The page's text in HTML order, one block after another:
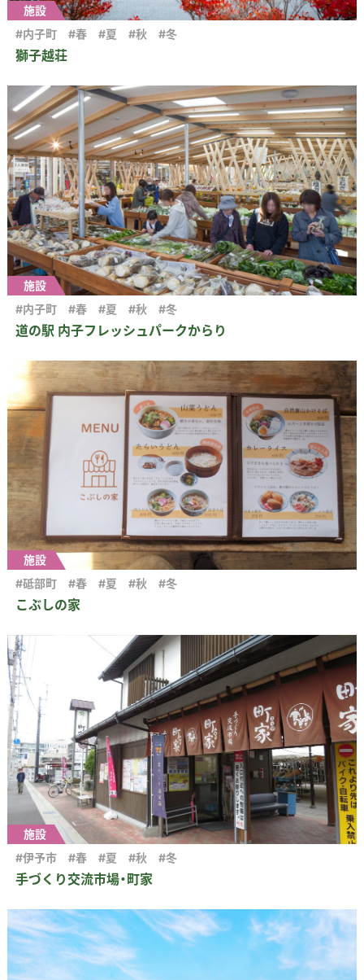
施設
獅子越荘
#内子町 #春 #夏 #秋 #冬
施設
道の駅 内子フレッシュパークからり
#内子町 #春 #夏 #秋 #冬
施設
こぶしの家
#砥部町 #春 #夏 #秋 #冬
施設
手づくり交流市場・町家
#伊予市 #春 #夏 #秋 #冬